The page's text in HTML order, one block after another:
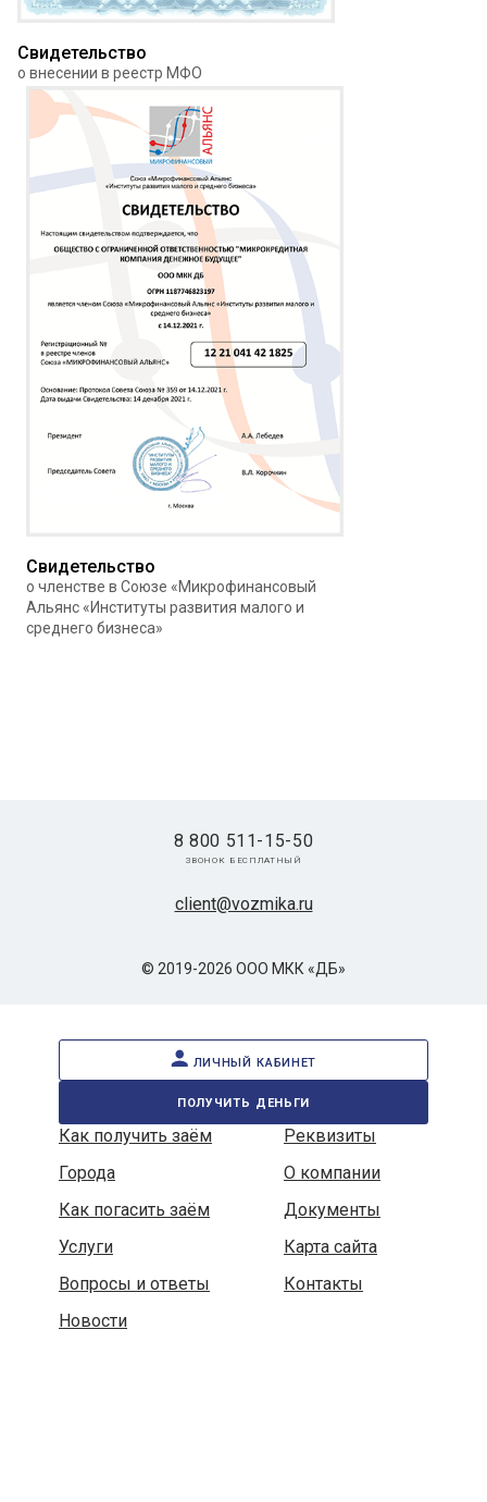
Свидетельство
о внесении в реестр МФО
Свидетельство
о членстве в Союзе «Микрофинансовый
Альянс «Институты развития малого и
среднего бизнеса»
© 2019-2026 ООО МКК «ДБ»
client@vozmika.ru
8 800 511-15-50
звонок бесплатный
личный кабинет
получить деньги
Как получить заём
Реквизиты
Города
О компании
Как погасить заём
Документы
Услуги
Карта сайта
Вопросы и ответы
Контакты
Новости